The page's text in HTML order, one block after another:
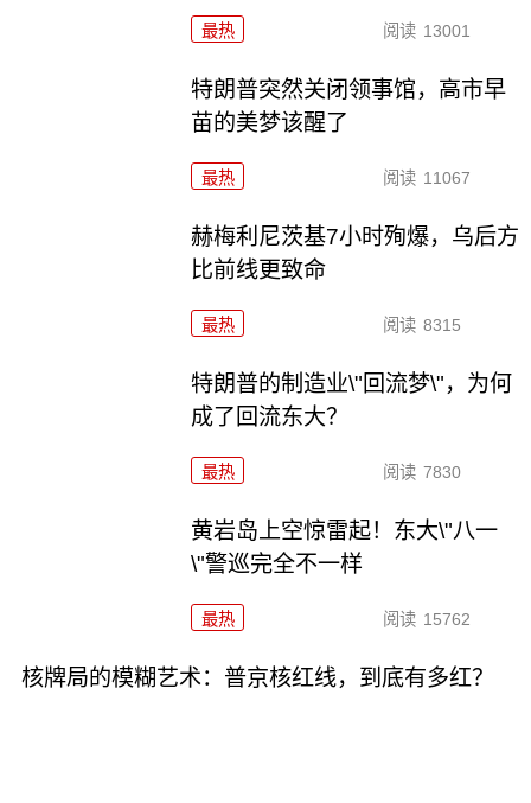
最热 阅读 13001
特朗普突然关闭领事馆，高市早
苗的美梦该醒了
最热 阅读 11067
赫梅利尼茨基7小时殉爆，乌后方
比前线更致命
最热 阅读 8315
特朗普的制造业\"回流梦\"，为何
成了回流东大？
最热 阅读 7830
黄岩岛上空惊雷起！东大\"八一
\"警巡完全不一样
最热 阅读 15762
核牌局的模糊艺术：普京核红线，到底有多红？